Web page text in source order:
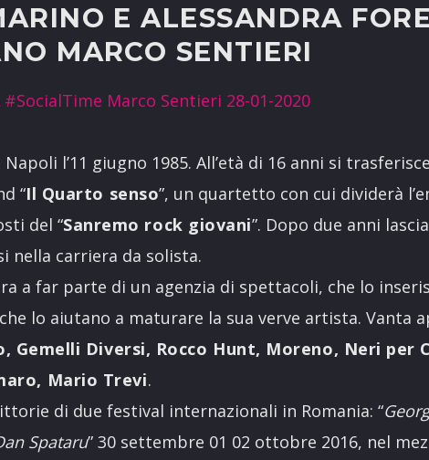
E ALESSANDRA
MARCO SENTIERI
#SocialTime Marco Sentieri 28-01-2020
l’11 giugno 1985. All’età di 16 anni si
“Il Quarto senso”, un quartetto con cui dividerà
del “Sanremo rock giovani”. Dopo due anni
nella carriera da solista.
a far parte di un agenzia di spettacoli, che lo
lo aiutano a maturare la sua verve artista. Vanta
Gemelli Diversi, Rocco Hunt, Moreno, Neri per
Mario Trevi.
di due festival internazionali in Romania: “
Spataru” 30 settembre 01 02 ottobre 2016, nel